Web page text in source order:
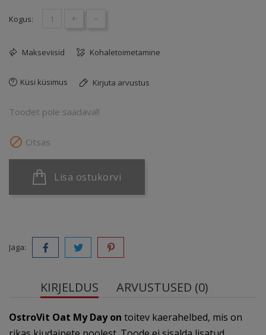
Kogus: + -
Makseviisid Kohaletoimetamine
Küsi küsimus Kirjuta arvustus
Toodet pole saadaval!
 Otsas
Lisa ostukorvi
Jaga:
KIRJELDUS ARVUSTUSED (0)
OstroVit Oat My Day on toitev kaerahelbed, mis on